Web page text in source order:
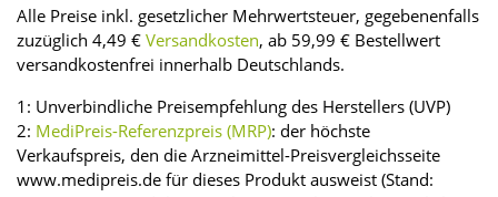
Alle Preise inkl. gesetzlicher Mehrwertsteuer, gegebenenfalls
zuzüglich 4,49 € Versandkosten, ab 59,99 € Bestellwert
versandkostenfrei innerhalb Deutschlands.
1: Unverbindliche Preisempfehlung des Herstellers (UVP)
2: MediPreis-Referenzpreis (MRP): der höchste
Verkaufspreis, den die Arzneimittel-Preisvergleichsseite
www.medipreis.de für dieses Produkt ausweist (Stand: